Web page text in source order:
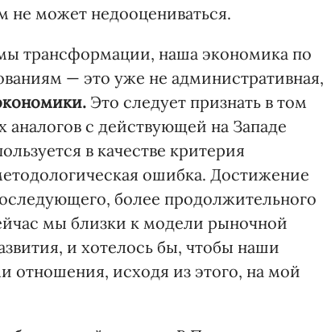
не может недооцениваться.
трансформации, наша экономика по
— это уже не административная,
Это следует признать в том
с действующей на Западе
в качестве критерия
ошибка. Достижение
более продолжительного
мы близки к модели рыночной
и хотелось бы, чтобы наши
отношения, исходя из этого, на мой